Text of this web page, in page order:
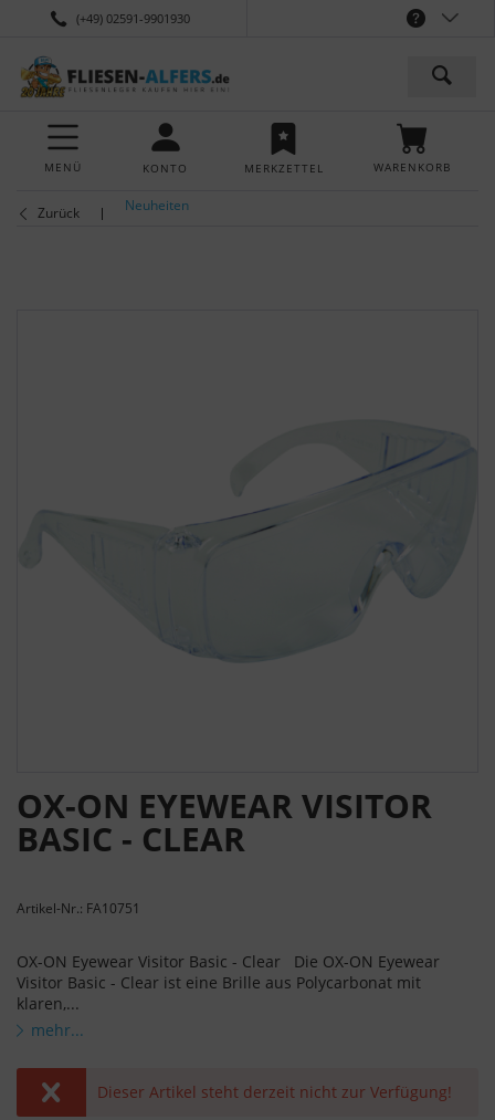
(+49) 02591-9901930
MENÜ KONTO MERKZETTEL WARENKORB
Zurück Neuheiten
OX-ON EYEWEAR VISITOR
BASIC - CLEAR
Artikel-Nr.: FA10751
OX-ON Eyewear Visitor Basic - Clear Die OX-ON Eyewear
Visitor Basic - Clear ist eine Brille aus Polycarbonat mit
klaren,...
mehr...
Dieser Artikel steht derzeit nicht zur Verfügung!